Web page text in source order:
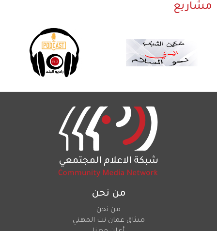
مشاريع
من نحن
من نحن
ميثاق عمان نت المهني